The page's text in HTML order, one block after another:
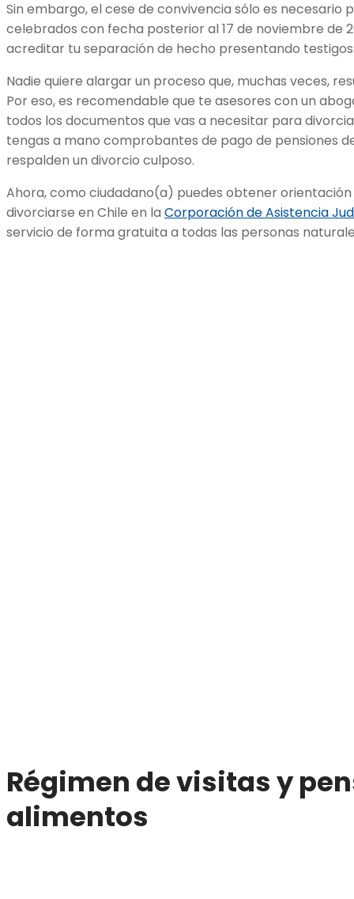
Sin embargo, el cese de convivencia sólo es necesario
celebrados con fecha posterior al 17 de noviembre de
acreditar tu separación de hecho presentando
Nadie quiere alargar un proceso que, muchas veces,
Por eso, es recomendable que te asesores con un
todos los documentos que vas a necesitar para
tengas a mano comprobantes de pago de pensiones
respalden un divorcio culposo.
Ahora, como ciudadano(a) puedes obtener
divorciarse en Chile en la Corporación de Asistencia
servicio de forma gratuita a todas las personas
Régimen de visitas y
alimentos